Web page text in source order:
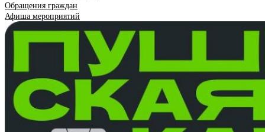
Обращения граждан
Афиша мероприятий